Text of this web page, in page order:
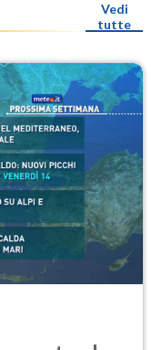
Vedi
tutte